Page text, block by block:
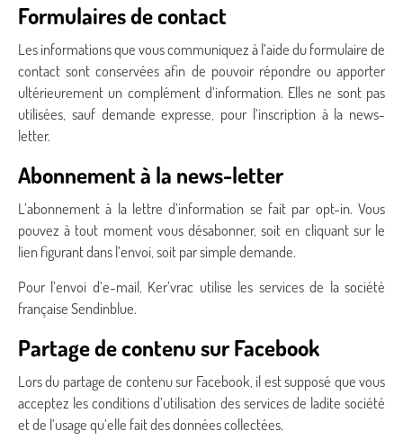
Formulaires de contact
Les informations que vous communiquez à l’aide du formulaire de
contact sont conservées afin de pouvoir répondre ou apporter
ultérieurement un complément d’information. Elles ne sont pas
utilisées, sauf demande expresse, pour l’inscription à la news-
letter.
Abonnement à la news-letter
L’abonnement à la lettre d’information se fait par opt-in. Vous
pouvez à tout moment vous désabonner, soit en cliquant sur le
lien figurant dans l’envoi, soit par simple demande.
Pour l’envoi d’e-mail, Ker’vrac utilise les services de la société
française Sendinblue.
Partage de contenu sur Facebook
Lors du partage de contenu sur Facebook, il est supposé que vous
acceptez les conditions d’utilisation des services de ladite société
et de l’usage qu’elle fait des données collectées.